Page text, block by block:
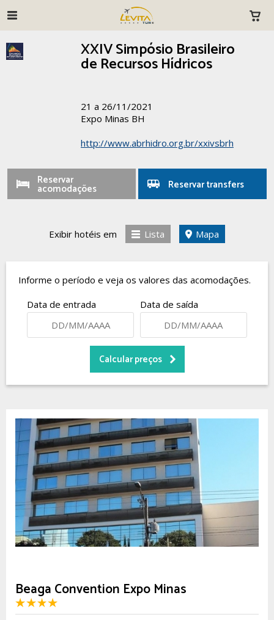
XXIV Simpósio Brasileiro
de Recursos Hídricos
21 a 26/11/2021
Expo Minas BH
http://www.abrhidro.org.br/xxivsbrh
Reservar
acomodações Reservar transfers
Informe o período e veja os valores das acomodações.
Data de entrada
Data de saída
Exibir hotéis em Lista Mapa
Beaga Convention Expo Minas